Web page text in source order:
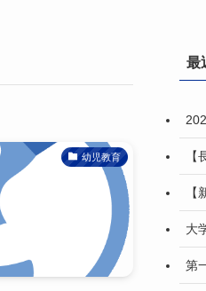
幼児教育
最
大
第